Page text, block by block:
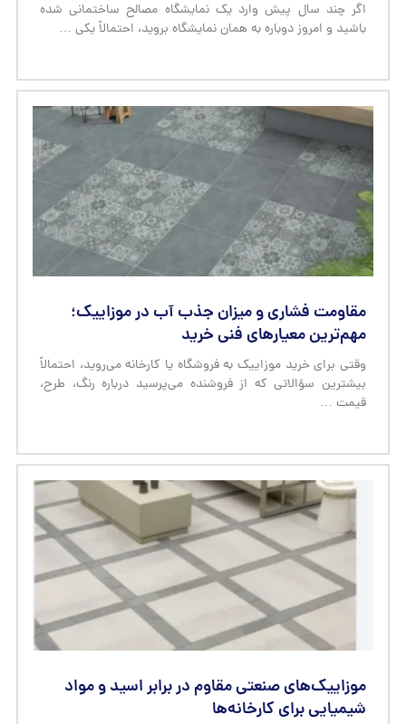
اگر چند سال پیش وارد یک نمایشگاه مصالح ساختمانی شده
باشید و امروز دوباره به همان نمایشگاه بروید، احتمالاً یکی …
مقاومت فشاری و میزان جذب آب در موزاییک؛
مهم‌ترین معیارهای فنی خرید
وقتی برای خرید موزاییک به فروشگاه یا کارخانه می‌روید، احتمالاً
بیشترین سؤالاتی که از فروشنده می‌پرسید درباره رنگ، طرح،
قیمت …
موزاییک‌های صنعتی مقاوم در برابر اسید و مواد
شیمیایی برای کارخانه‌ها